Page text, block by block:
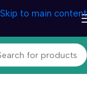
Skip to main content
עמוד הבית/טיפול